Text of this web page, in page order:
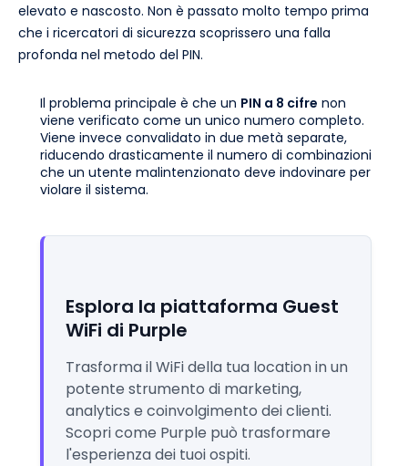
elevato e nascosto. Non è passato molto tempo prima
che i ricercatori di sicurezza scoprissero una falla
profonda nel metodo del PIN.
Il problema principale è che un PIN a 8 cifre non
viene verificato come un unico numero completo.
Viene invece convalidato in due metà separate,
riducendo drasticamente il numero di combinazioni
che un utente malintenzionato deve indovinare per
violare il sistema.
Esplora la piattaforma Guest
WiFi di Purple
Trasforma il WiFi della tua location in un
potente strumento di marketing,
analytics e coinvolgimento dei clienti.
Scopri come Purple può trasformare
l'esperienza dei tuoi ospiti.